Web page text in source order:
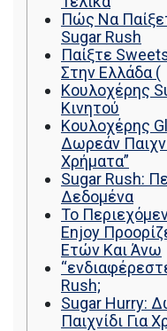
Πώς Να
Sugar Rush
Παίξτε
Στην Ελλάδα (
Κουλοχέρης
Κινητού
Κουλοχέρης
Δωρεάν
Χρήματα”
Sugar Rush:
Δεδομένα
Το
Enjoy
Ετών Και Άνω
Rush;
Sugar Hurry:
Παιχνίδι Για